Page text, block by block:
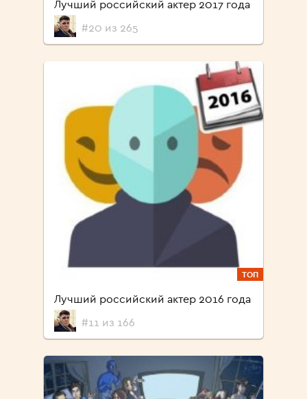
Лучший российский актер 2017 года
#20 из 265
ТОП
Лучший российский актер 2016 года
#11 из 166